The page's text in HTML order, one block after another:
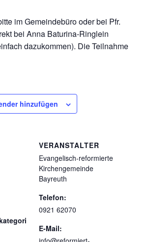
im Gemeindebüro oder bei Pfr.
bei Anna Baturina-Ringlein
dazukommen). Die Teilnahme
hinzufügen
VERANSTALTER
Evangelisch-reformierte
Kirchengemeinde
Bayreuth
Telefon:
0921 62070
E-Mail: